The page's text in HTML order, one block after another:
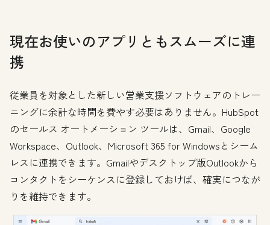
現在お使いのアプリともスムーズに連
携
従業員を対象とした新しい営業支援ソフトウェアのトレー
ニングに余計な時間を費やす必要はありません。HubSpot
のセールス オートメーション ツールは、Gmail、Google
Workspace、Outlook、Microsoft 365 for Windowsとシーム
レスに連携できます。Gmailやデスクトップ版Outlookから
コンタクトをシーケンスに登録しておけば、確実につなが
りを維持できます。